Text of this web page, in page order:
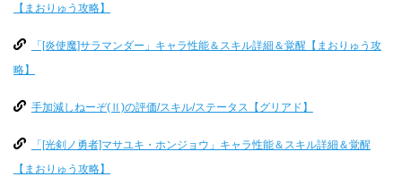
【まおりゅう攻略】
「[炎使魔]サラマンダー」キャラ性能＆スキル詳細＆覚醒【まおりゅう攻
略】
手加減しねーぞ(Ⅱ)の評価/スキル/ステータス【グリアド】
「[光剣ノ勇者]マサユキ・ホンジョウ」キャラ性能＆スキル詳細＆覚醒
【まおりゅう攻略】